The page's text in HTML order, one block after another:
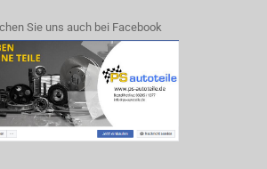
Sie uns auch bei Facebook